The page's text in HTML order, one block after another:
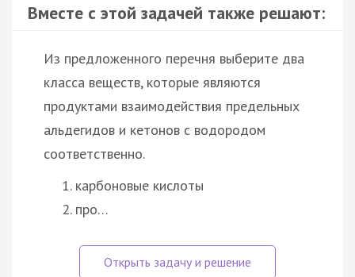
Вместе с этой задачей также решают:
Из предложенного перечня выберите два
класса веществ, которые являются
продуктами взаимодействия предельных
альдегидов и кетонов с водородом
соответственно.
карбоновые кислоты
про…